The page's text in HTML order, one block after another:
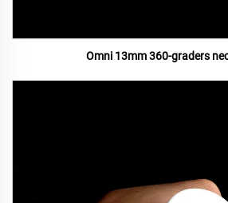
Omni 13mm 360-graders